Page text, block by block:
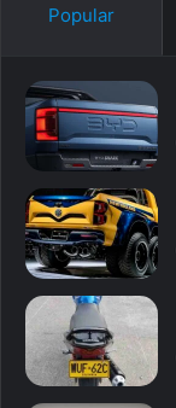
Popular